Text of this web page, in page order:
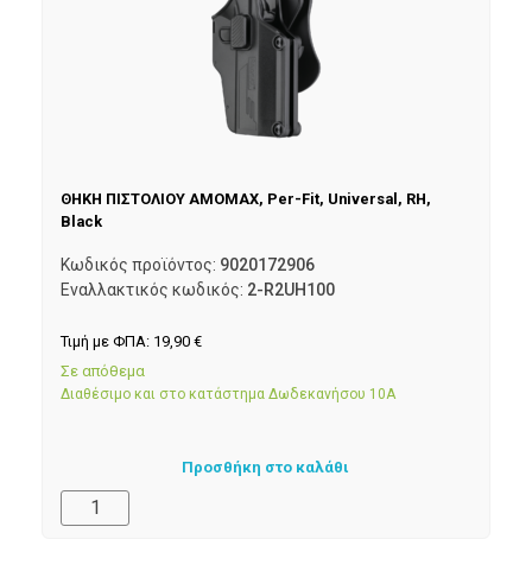
ΘΗΚΗ ΠΙΣΤΟΛΙΟΥ AMOMAX, Per-Fit, Universal, RH,
Black
Κωδικός προϊόντος: 9020172906
Εναλλακτικός κωδικός: 2-R2UH100
Τιμή με ΦΠΑ: 19,90 €
Σε απόθεμα
Διαθέσιμο και στο κατάστημα Δωδεκανήσου 10Α
Προσθήκη στο καλάθι